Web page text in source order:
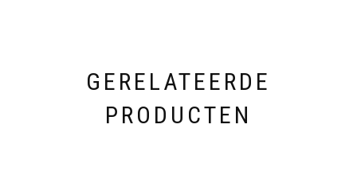
GERELATEERDE
PRODUCTEN